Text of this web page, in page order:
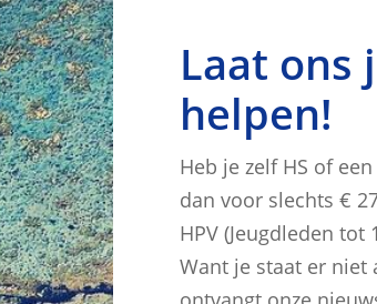
Laat ons
helpen!
Heb je zelf HS of
dan voor slechts €
HPV (Jeugdleden tot
Want je staat er niet